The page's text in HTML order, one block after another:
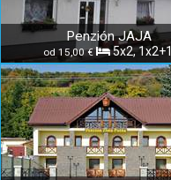
Penzión JAJA
od 15,00 € 5x2, 1x2+1